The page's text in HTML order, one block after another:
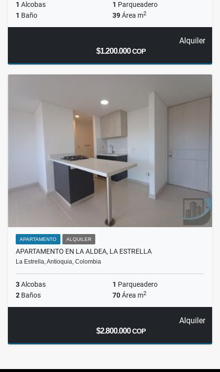
1 Alcobas 1 Parqueadero
1 Baño 39Área m2
Alquiler
$1.200.000COP
APARTAMENTO ALQUILER
APARTAMENTO EN LA ALDEA, LA ESTRELLA
La Estrella, Antioquia, Colombia
3Alcobas 1 Parqueadero
2 Baños 70Área m2
Alquiler
$2.800.000COP